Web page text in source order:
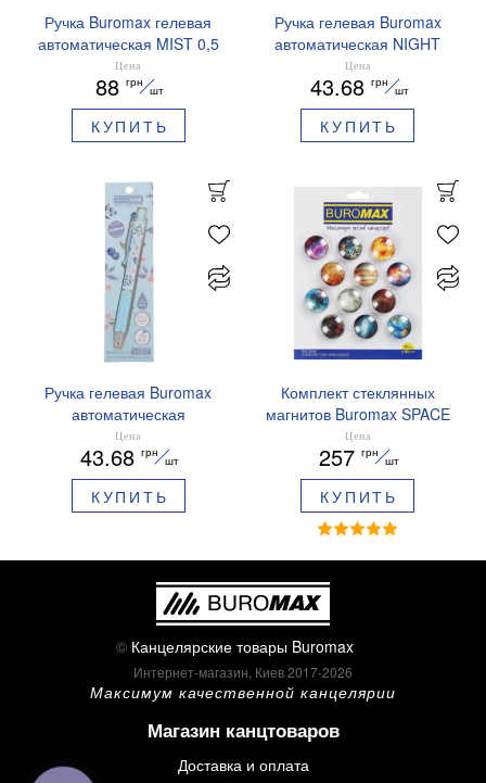
Ручка Buromax гелевая
автоматическая MIST 0,5
мм синие чернила
BM.83103
Цена
88 грн
шт
КУПИТЬ
Ручка гелевая Buromax
автоматическая NIGHT
SKY ZODIAC 0.5 мм
ароматизированный грипп
синие чернила BM.8379-
01
Цена
43.68 грн
шт
КУПИТЬ
Ручка гелевая Buromax
автоматическая
ARABESKI 0.5 мм
ароматизированный грипп
синие чернила в блистере
BM.8379-02
Цена
43.68 грн
шт
КУПИТЬ
Комплект стеклянных
магнитов Buromax SPACE
12 шт 30 мм BM.0048
Цена
257 грн
шт
КУПИТЬ
© Канцелярские товары Buromax
Интернет-магазин, Киев 2017-2026
Максимум качественной канцелярии
Магазин канцтоваров
Доставка и оплата